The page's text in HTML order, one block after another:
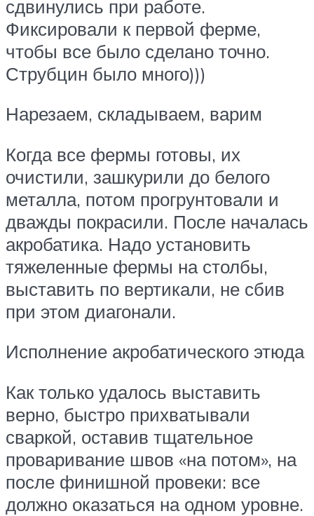
сдвинулись при работе.
Фиксировали к первой ферме,
чтобы все было сделано точно.
Струбцин было много)))
Нарезаем, складываем, варим
Когда все фермы готовы, их
очистили, зашкурили до белого
металла, потом прогрунтовали и
дважды покрасили. После началась
акробатика. Надо установить
тяжеленные фермы на столбы,
выставить по вертикали, не сбив
при этом диагонали.
Исполнение акробатического этюда
Как только удалось выставить
верно, быстро прихватывали
сваркой, оставив тщательное
проваривание швов «на потом», на
после финишной провеки: все
должно оказаться на одном уровне.